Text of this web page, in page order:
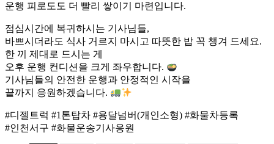
운행 피로도도 더 빨리 쌓이기 마련입니다.
점심시간에 복귀하시는 기사님들,
바쁘시더라도 식사 거르지 마시고 따뜻한 밥 꼭 챙겨 드세요.
한 끼 제대로 드시는 게
오후 운행 컨디션을 크게 좌우합니다.
기사님들의 안전한 운행과 안정적인 시작을
끝까지 응원하겠습니다.
#디젤트럭 #1톤탑차 #용달넘버(개인소형) #화물차등록
#인천서구 #화물운송기사응원